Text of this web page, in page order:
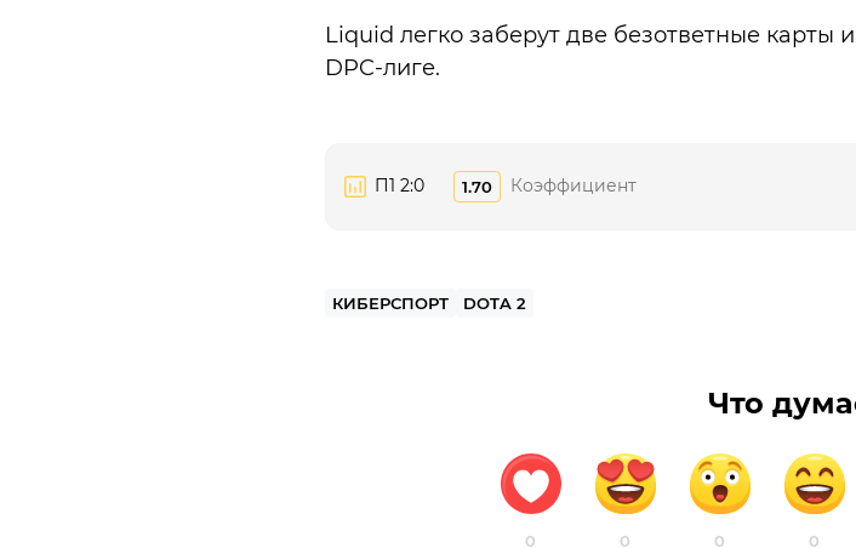
Liquid легко заберут две безответные карты
DPC-лиге.
П1 2:0 1.70 Коэффициент
КИБЕРСПОРТ DOTA 2
Что
0 0 0 0